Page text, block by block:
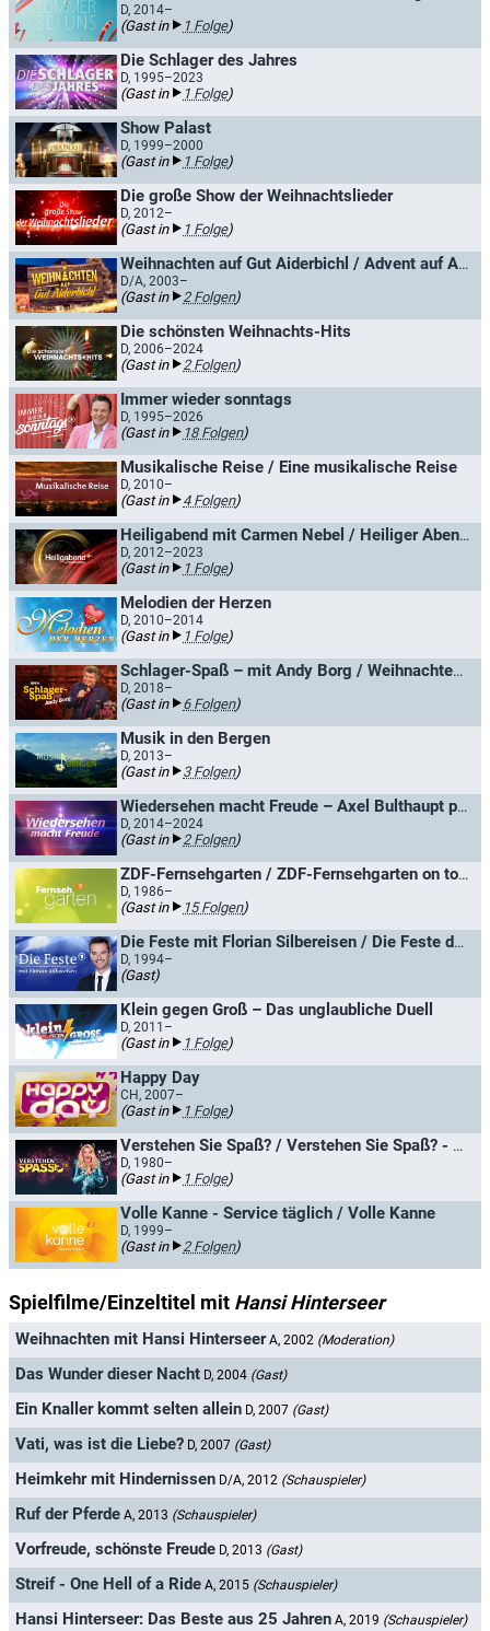
D, 2014–
(Gast in 1 Folge)
Die Schlager des Jahres
D, 1995–2023
(Gast in 1 Folge)
Show Palast
D, 1999–2000
(Gast in 1 Folge)
Die große Show der Weihnachtslieder
D, 2012–
(Gast in 1 Folge)
Weihnachten auf Gut Aiderbichl / Advent auf Aiderbichl
D/A, 2003–
(Gast in 2 Folgen)
Die schönsten Weihnachts-Hits
D, 2006–2024
(Gast in 2 Folgen)
Immer wieder sonntags
D, 1995–2026
(Gast in 18 Folgen)
Musikalische Reise / Eine musikalische Reise
D, 2010–
(Gast in 4 Folgen)
Heiligabend mit Carmen Nebel / Heiliger Abend mit Carmen Nebel
D, 2012–2023
(Gast in 1 Folge)
Melodien der Herzen
D, 2010–2014
(Gast in 1 Folge)
Schlager-Spaß – mit Andy Borg / Weihnachten mit Andy Borg
D, 2018–
(Gast in 6 Folgen)
Musik in den Bergen
D, 2013–
(Gast in 3 Folgen)
Wiedersehen macht Freude – Axel Bulthaupt präsentiert Perlen der MDR Unterhaltung
D, 2014–2024
(Gast in 2 Folgen)
ZDF-Fernsehgarten / ZDF-Fernsehgarten on tour
D, 1986–
(Gast in 15 Folgen)
Die Feste mit Florian Silbereisen / Die Feste der Volksmusik
D, 1994–
(Gast)
Klein gegen Groß – Das unglaubliche Duell
D, 2011–
(Gast in 1 Folge)
Happy Day
CH, 2007–
(Gast in 1 Folge)
Verstehen Sie Spaß? / Verstehen Sie Spaß? - Die Hallervorden-Show
D, 1980–
(Gast in 1 Folge)
Volle Kanne - Service täglich / Volle Kanne
D, 1999–
(Gast in 2 Folgen)
Spielfilme/Einzeltitel mit Hansi Hinterseer
Weihnachten mit Hansi Hinterseer A, 2002 (Moderation)
Das Wunder dieser Nacht D, 2004 (Gast)
Ein Knaller kommt selten allein D, 2007 (Gast)
Vati, was ist die Liebe? D, 2007 (Gast)
Heimkehr mit Hindernissen D/A, 2012 (Schauspieler)
Ruf der Pferde A, 2013 (Schauspieler)
Vorfreude, schönste Freude D, 2013 (Gast)
Streif - One Hell of a Ride A, 2015 (Schauspieler)
Hansi Hinterseer: Das Beste aus 25 Jahren A, 2019 (Schauspieler)